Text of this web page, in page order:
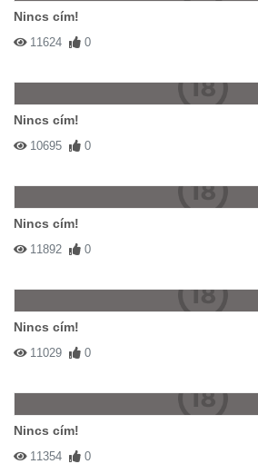
Nincs cím!
11624 0
Nincs cím!
10695 0
Nincs cím!
11892 0
Nincs cím!
11029 0
Nincs cím!
11354 0